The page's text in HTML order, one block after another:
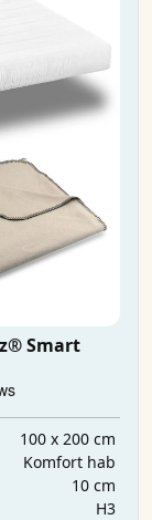
Smart
100 x 200 cm
Komfort hab
10 cm
H3